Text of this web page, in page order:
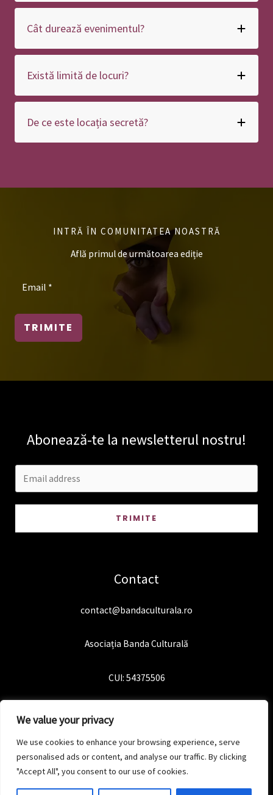
We value your privacy
We use cookies to enhance your browsing experience, serve
personalised ads or content, and analyse our traffic. By clicking
"Accept All", you consent to our use of cookies.
Cât durează evenimentul?
Există limită de locuri?
De ce este locația secretă?
INTRĂ ÎN COMUNITATEA NOASTRĂ
Află primul de următoarea ediție
TRIMITE
Abonează-te la newsletterul nostru!
TRIMITE
Contact
contact@bandaculturala.ro
Asociația Banda Culturală
CUI: 54375506